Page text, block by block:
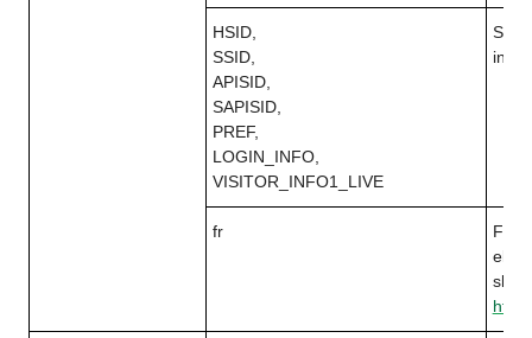
HSID,
SSID,
APISID,
SAPISID,
PREF,
LOGIN_INFO,
VISITOR_INFO1_LIVE
fr